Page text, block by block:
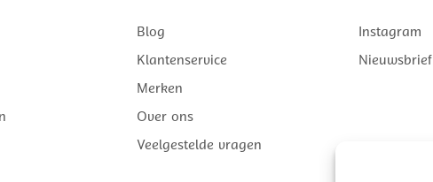
Blog
Klantenservice
Merken
Over ons
Veelgestelde vragen
Instagram
Nieuwsbrief